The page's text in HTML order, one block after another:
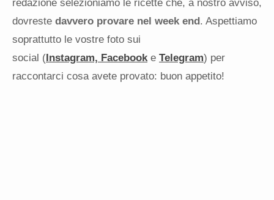
redazione selezioniamo le ricette che, a nostro avviso,
dovreste davvero provare nel week end . Aspettiamo
soprattutto le vostre foto sui
social ( Instagram, Facebooke Telegram) per
raccontarci cosa avete provato: buon appetito!